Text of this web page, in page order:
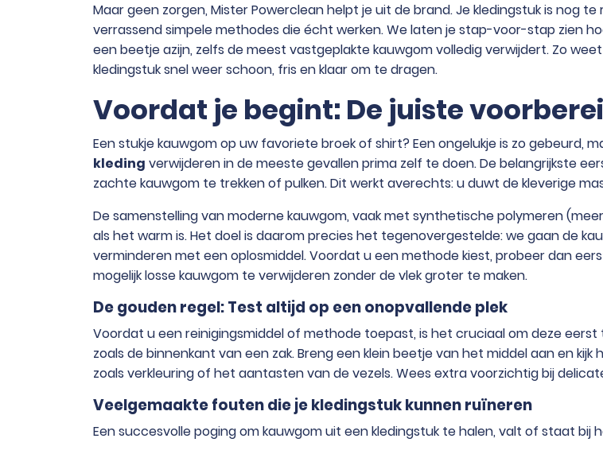
Maar geen zorgen, Mister Powerclean helpt je uit de brand. Je kledingstuk is nog
verrassend simpele methodes die écht werken. We laten je stap-voor-stap zien
een beetje azijn, zelfs de meest vastgeplakte kauwgom volledig verwijdert. Zo
kledingstuk snel weer schoon, fris en klaar om te dragen.
Voordat je begint: De juiste
Een stukje kauwgom op uw favoriete broek of shirt? Een ongelukje is zo gebeurd,
kleding verwijderen in de meeste gevallen prima zelf te doen. De belangrijkste
zachte kauwgom te trekken of pulken. Dit werkt averechts: u duwt de kleverige
De samenstelling van moderne kauwgom, vaak met synthetische polymeren
als het warm is. Het doel is daarom precies het tegenovergestelde: we gaan de
verminderen met een oplosmiddel. Voordat u een methode kiest, probeer dan
mogelijk losse kauwgom te verwijderen zonder de vlek groter te maken.
De gouden regel: Test altijd op een onopvallende plek
Voordat u een reinigingsmiddel of methode toepast, is het cruciaal om deze eerst
zoals de binnenkant van een zak. Breng een klein beetje van het middel aan en
zoals verkleuring of het aantasten van de vezels. Wees extra voorzichtig bij
Veelgemaakte fouten die je kledingstuk kunnen ruïneren
Een succesvolle poging om kauwgom uit een kledingstuk te halen, valt of staat bij